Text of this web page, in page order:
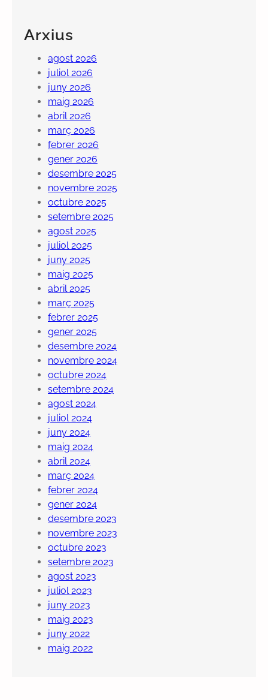
Arxius
agost 2026
juliol 2026
juny 2026
maig 2026
abril 2026
març 2026
febrer 2026
gener 2026
desembre 2025
novembre 2025
octubre 2025
setembre 2025
agost 2025
juliol 2025
juny 2025
maig 2025
abril 2025
març 2025
febrer 2025
gener 2025
desembre 2024
novembre 2024
octubre 2024
setembre 2024
agost 2024
juliol 2024
juny 2024
maig 2024
abril 2024
març 2024
febrer 2024
gener 2024
desembre 2023
novembre 2023
octubre 2023
setembre 2023
agost 2023
juliol 2023
juny 2023
maig 2023
juny 2022
maig 2022